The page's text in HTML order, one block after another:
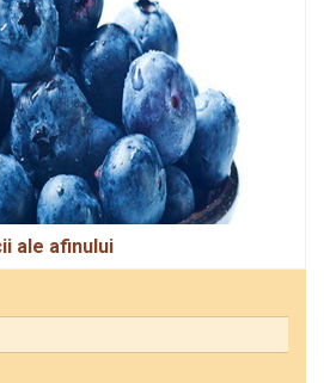
ale afinului